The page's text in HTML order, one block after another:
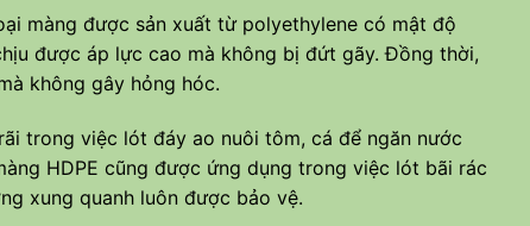
màng được sản xuất từ polyethylene có mật độ
được áp lực cao mà không bị đứt gãy. Đồng thời,
không gây hỏng hóc.
trong việc lót đáy ao nuôi tôm, cá để ngăn nước
HDPE cũng được ứng dụng trong việc lót bãi rác
xung quanh luôn được bảo vệ.